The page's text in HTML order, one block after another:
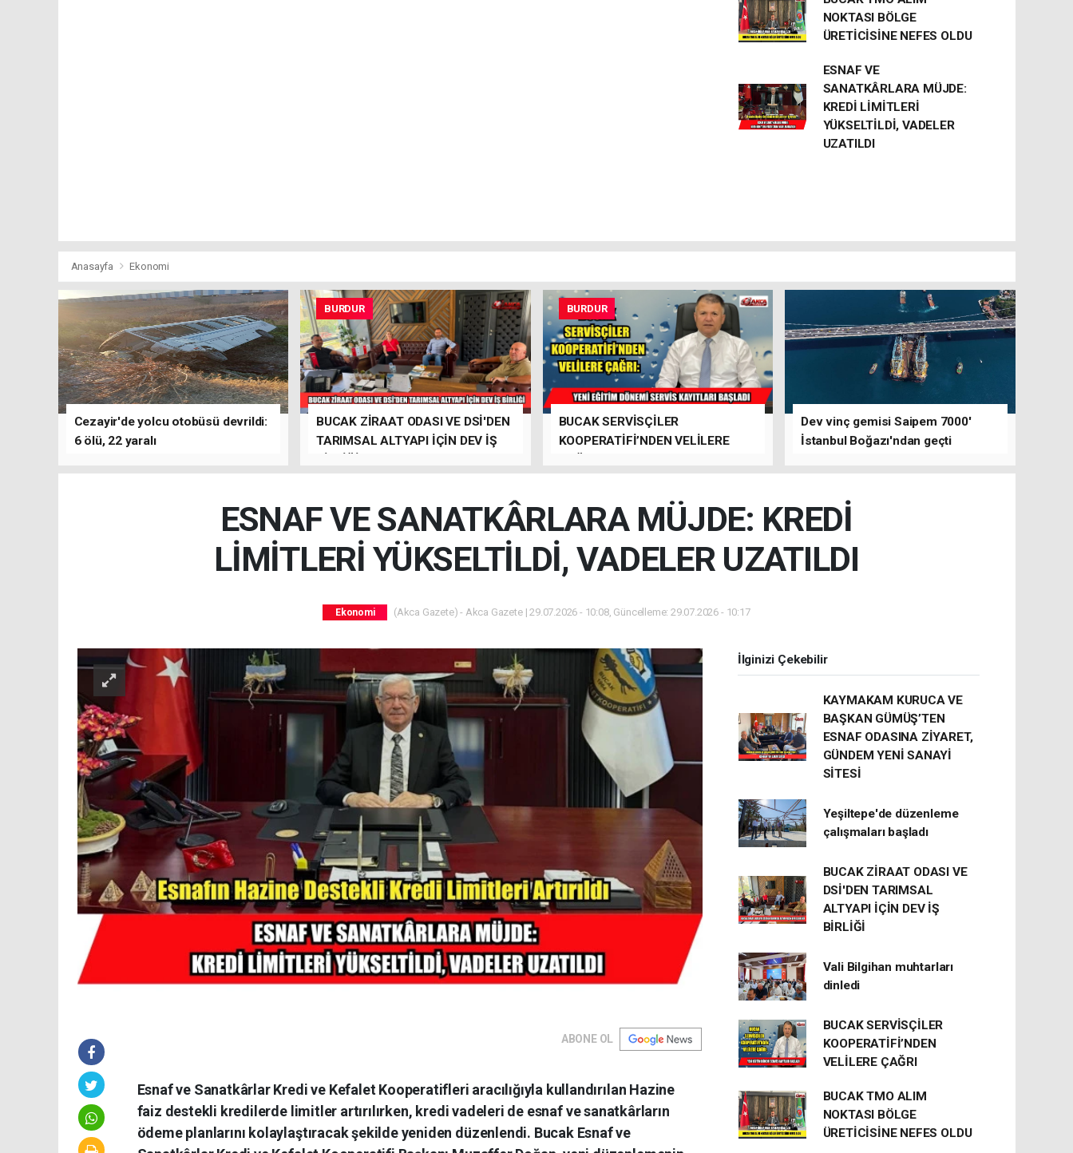
NOKTASI BÖLGE
ÜRETİCİSİNE NEFES OLDU
ESNAF VE
SANATKÂRLARA MÜJDE:
KREDİ LİMİTLERİ
YÜKSELTİLDİ, VADELER
UZATILDI
Anasayfa Ekonomi
Cezayir'de yolcu otobüsü devrildi:
6 ölü, 22 yaralı
BURDUR
BUCAK ZİRAAT ODASI VE DSİ'DEN
TARIMSAL ALTYAPI İÇİN DEV İŞ
BURDUR
BUCAK SERVİSÇİLER
KOOPERATİFİ’NDEN VELİLERE
Dev vinç gemisi Saipem 7000'
İstanbul Boğazı'ndan geçti
ESNAF VE SANATKÂRLARA MÜJDE: KREDİ
LİMİTLERİ YÜKSELTİLDİ, VADELER UZATILDI
Ekonomi (Akca Gazete) - Akca Gazete | 29.07.2026 - 10:08, Güncelleme: 29.07.2026 - 10:17
ABONE OL
Esnaf ve Sanatkârlar Kredi ve Kefalet Kooperatifleri aracılığıyla kullandırılan Hazine
faiz destekli kredilerde limitler artırılırken, kredi vadeleri de esnaf ve sanatkârların
ödeme planlarını kolaylaştıracak şekilde yeniden düzenlendi. Bucak Esnaf ve
İlginizi Çekebilir
KAYMAKAM KURUCA VE
BAŞKAN GÜMÜŞ’TEN
ESNAF ODASINA ZİYARET,
GÜNDEM YENİ SANAYİ
SİTESİ
Yeşiltepe'de düzenleme
çalışmaları başladı
BUCAK ZİRAAT ODASI VE
DSİ'DEN TARIMSAL
ALTYAPI İÇİN DEV İŞ
BİRLİĞİ
Vali Bilgihan muhtarları
dinledi
BUCAK SERVİSÇİLER
KOOPERATİFİ’NDEN
VELİLERE ÇAĞRI
BUCAK TMO ALIM
NOKTASI BÖLGE
ÜRETİCİSİNE NEFES OLDU